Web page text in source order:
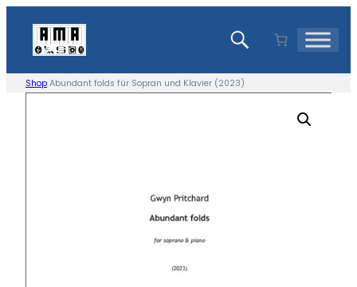
Inhalt
springen
Shop Abundant folds für Sopran und Klavier (2023)